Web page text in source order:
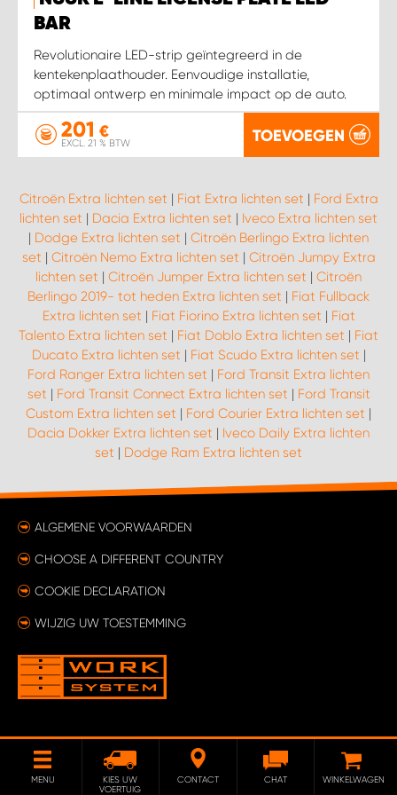
BAR
Revolutionaire LED-strip geïntegreerd in de
kentekenplaathouder. Eenvoudige installatie,
optimaal ontwerp en minimale impact op de auto.
201 €
EXCL. 21 % BTW TOEVOEGEN
Citroën Extra lichten set | Fiat Extra lichten set | Ford Extra
lichten set | Dacia Extra lichten set | Iveco Extra lichten set
| Dodge Extra lichten set | Citroën Berlingo Extra lichten
set | Citroën Nemo Extra lichten set | Citroën Jumpy Extra
lichten set | Citroën Jumper Extra lichten set | Citroën
Berlingo 2019- tot heden Extra lichten set | Fiat Fullback
Extra lichten set | Fiat Fiorino Extra lichten set | Fiat
Talento Extra lichten set | Fiat Doblo Extra lichten set | Fiat
Ducato Extra lichten set | Fiat Scudo Extra lichten set |
Ford Ranger Extra lichten set | Ford Transit Extra lichten
set | Ford Transit Connect Extra lichten set | Ford Transit
Custom Extra lichten set | Ford Courier Extra lichten set |
Dacia Dokker Extra lichten set | Iveco Daily Extra lichten
set | Dodge Ram Extra lichten set
ALGEMENE VOORWAARDEN
CHOOSE A DIFFERENT COUNTRY
COOKIE DECLARATION
WIJZIG UW TOESTEMMING
MENU
KIES UW
VOERTUIG
CONTACT
WORK SYSTEM KOOTWIJKERBROEK
WORK SYSTEM LOPIK AUTOSERVICE BENSCHOP
WORK SYSTEM LOPIK GARAGE STUIVENBERG
WORK SYSTEM NIEUWEGEIN
WORK SYSTEM NIEUWERKERK AAN DEN IJSSEL
WORK SYSTEM OOSTERHOUT
WORK SYSTEM REEUWIJK
WORK SYSTEM RIDDERKERK
WORK SYSTEM SIMPELVELD
WORK SYSTEM UITHOORN
WORK SYSTEM WILLEMSTAD
WORK SYSTEM ZIERIKZEE
CHAT WINKELWAGEN